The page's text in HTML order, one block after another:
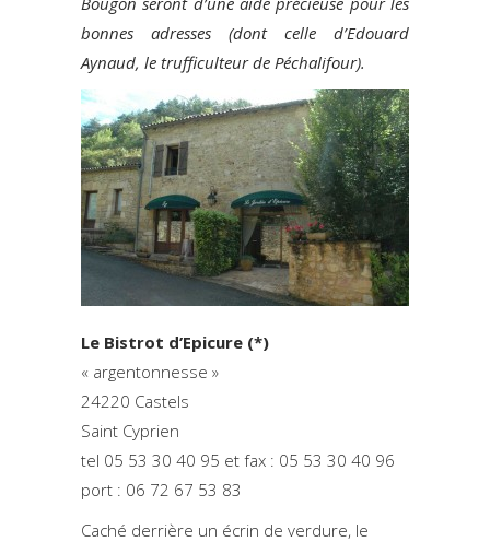
bonnes adresses (dont celle d’Edouard
Aynaud, le trufficulteur de Péchalifour).
Le Bistrot d’Epicure (*)
« argentonnesse »
24220 Castels
Saint Cyprien
tel 05 53 30 40 95 et fax : 05 53 30 40 96
port : 06 72 67 53 83
Caché derrière un écrin de verdure, le